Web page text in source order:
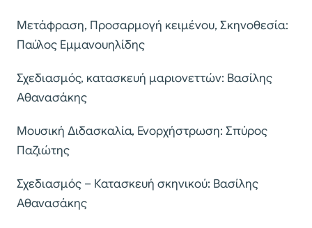
Μετάφραση, Προσαρµογή κειµένου, Σκηνοθεσία:
Παύλος Εµµανουηλίδης
Σχεδιασµός, κατασκευή µαριονεττών: Βασίλης
Αθανασάκης
Μουσική Διδασκαλία, Ενορχήστρωση: Σπύρος
Παζιώτης
Σχεδιασµός – Κατασκευή σκηνικού: Βασίλης
Αθανασάκης